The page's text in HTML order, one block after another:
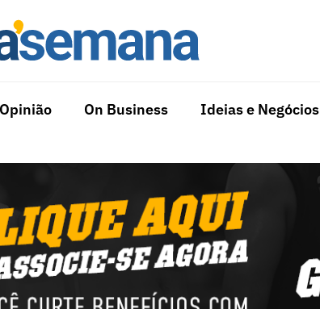
Opinião On Business Ideias e Negócios